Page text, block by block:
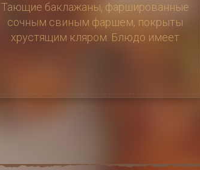
Тающие баклажаны, фаршированные
сочным свиным фаршем, покрыты
хрустящим кляром. Блюдо имеет